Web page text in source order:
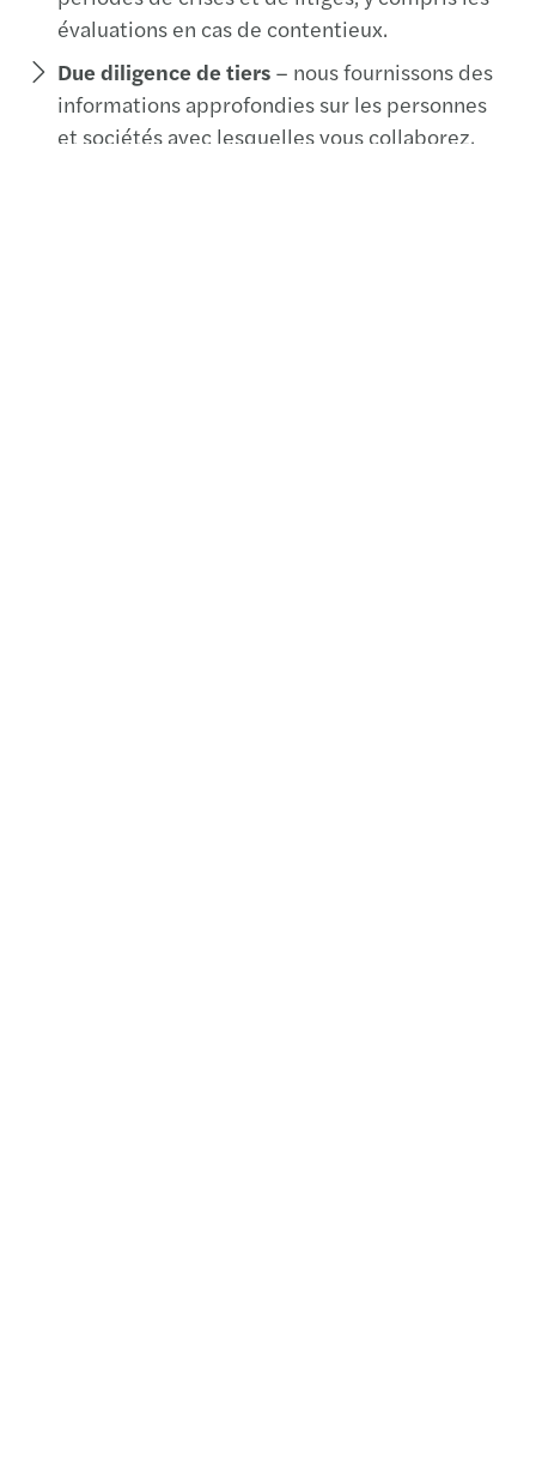
évaluations en cas de contentieux.
Due diligence de tiers – nous fournissons des
informations approfondies sur les personnes
et sociétés avec lesquelles vous collaborez.